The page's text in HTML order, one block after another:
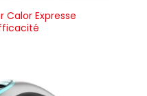
Expresse